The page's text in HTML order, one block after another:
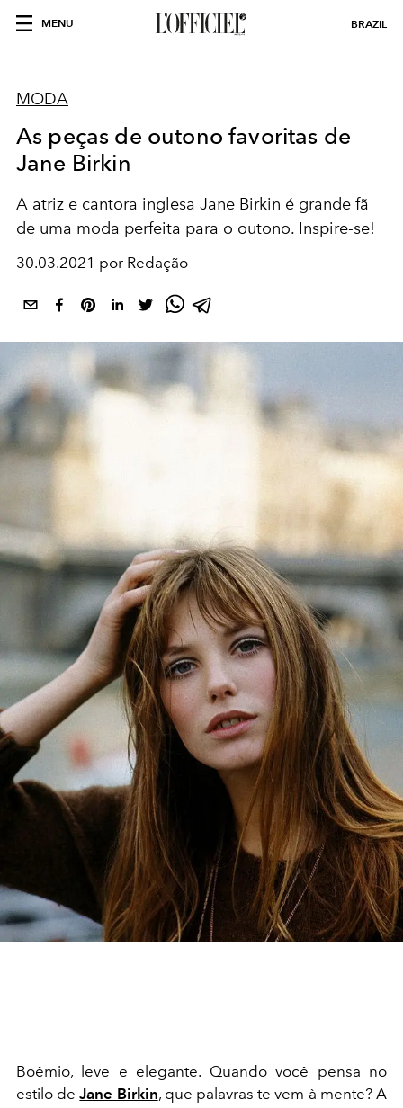
MENU BRAZIL
MODA
As peças de outono favoritas de
Jane Birkin
A atriz e cantora inglesa Jane Birkin é grande fã
de uma moda perfeita para o outono. Inspire-se!
30.03.2021 por Redação
Boêmio, leve e elegante. Quando você pensa no
estilo deJane Birkin, que palavras te vem à mente? A